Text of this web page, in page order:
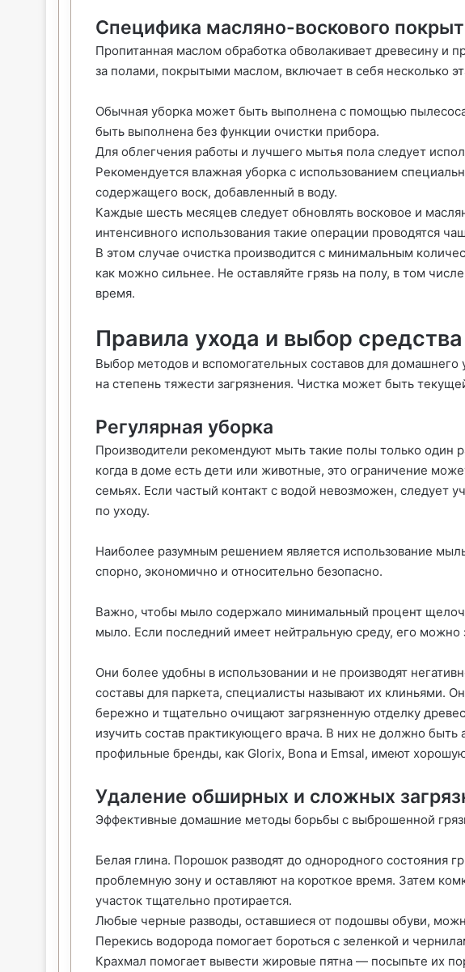
Специфика масляно-воскового
Пропитанная маслом обработка обволакивает древесину и
за полами, покрытыми маслом, включает в себя несколько
Обычная уборка может быть выполнена с помощью
быть выполнена без функции очистки прибора.
Для облегчения работы и лучшего мытья пола следует
Рекомендуется влажная уборка с использованием
содержащего воск, добавленный в воду.
Каждые шесть месяцев следует обновлять восковое и
интенсивного использования такие операции проводятся
В этом случае очистка производится с минимальным
как можно сильнее. Не оставляйте грязь на полу, в том
время.
Правила ухода и выбор средства
Выбор методов и вспомогательных составов для домашнего
на степень тяжести загрязнения. Чистка может быть
Регулярная уборка
Производители рекомендуют мыть такие полы только один
когда в доме есть дети или животные, это ограничение
семьях. Если частый контакт с водой невозможен, следует
по уходу.
Наиболее разумным решением является использование
спорно, экономично и относительно безопасно.
Важно, чтобы мыло содержало минимальный процент
мыло. Если последний имеет нейтральную среду, его
Они более удобны в использовании и не производят
составы для паркета, специалисты называют их клиньями.
бережно и тщательно очищают загрязненную отделку
изучить состав практикующего врача. В них не должно быть
профильные бренды, как Glorix, Bona и Emsal, имеют
Удаление обширных и сложных
Эффективные домашние методы борьбы с выброшенной
Белая глина. Порошок разводят до однородного состояния
проблемную зону и оставляют на короткое время. Затем
участок тщательно протирается.
Любые черные разводы, оставшиеся от подошвы обуви,
Перекись водорода помогает бороться с зеленкой и
Крахмал помогает вывести жировые пятна — посыпьте их